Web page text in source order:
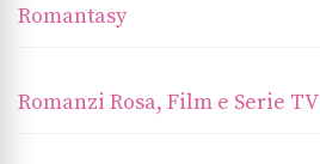
Romantasy
Romanzi Rosa, Film e Serie TV